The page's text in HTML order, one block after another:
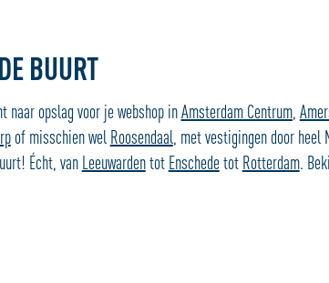
BUURT
naar opslag voor je webshop inAmsterdam Centrum,
of misschien wel Roosendaal, met vestigingen door heel
Écht, van Leeuwardentot Enschedetot Rotterdam.